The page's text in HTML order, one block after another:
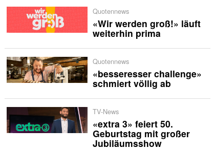
Quotennews
«Wir werden groß!» läuft
weiterhin prima
Quotennews
«besseresser challenge»
schmiert völlig ab
TV-News
«extra 3» feiert 50.
Geburtstag mit großer
Jubiläumsshow